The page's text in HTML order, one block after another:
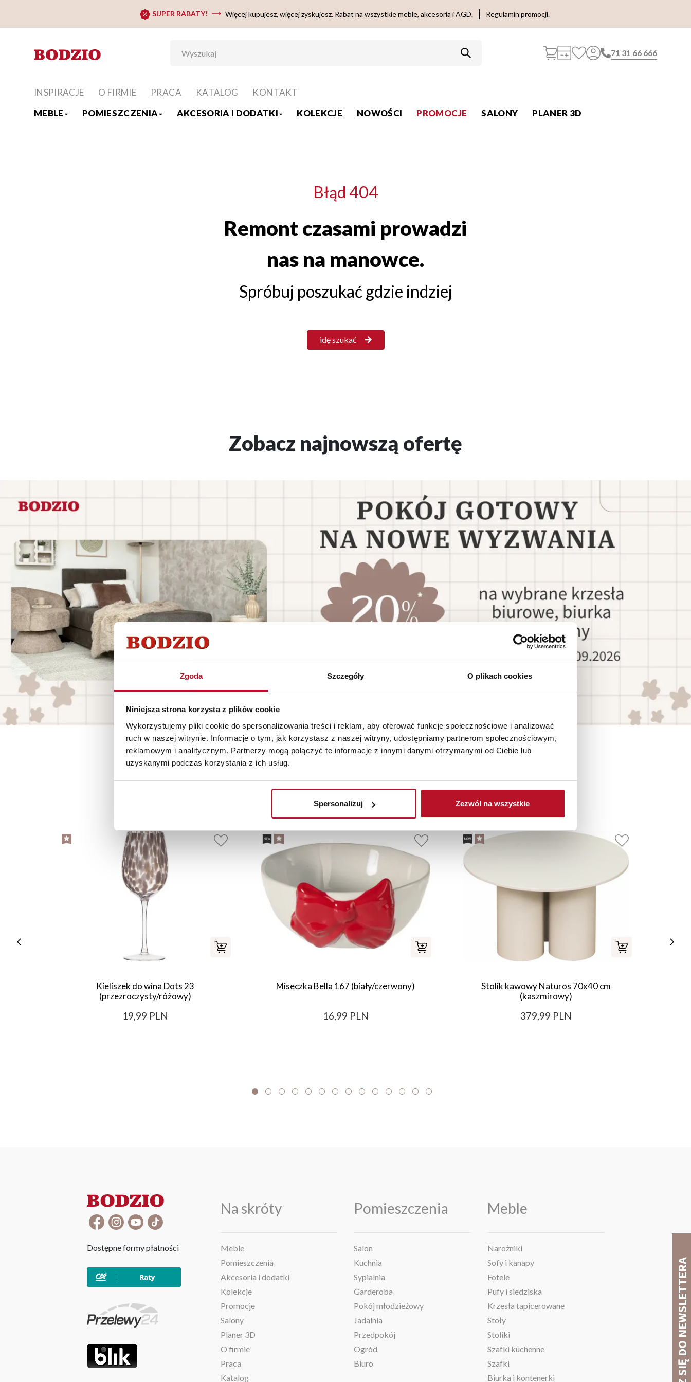
Zgoda Szczegóły O plikach cookies
Niniejsza strona korzysta z plików cookie
Wykorzystujemy pliki cookie do spersonalizowania treści i reklam, aby oferować funkcje społecznościowe i analizować
ruch w naszej witrynie. Informacje o tym, jak korzystasz z naszej witryny, udostępniamy partnerom społecznościowym,
reklamowym i analitycznym. Partnerzy mogą połączyć te informacje z innymi danymi otrzymanymi od Ciebie lub
uzyskanymi podczas korzystania z ich usług.
Spersonalizuj Zezwól na wszystkie
SUPER RABATY! Więcej kupujesz, więcej zyskujesz. Rabat na wszystkie meble, akcesoria i AGD. Regulamin promocji.
71 31 66 666
MEBLE POMIESZCZENIA AKCESORIA I DODATKI KOLEKCJE NOWOŚCI PROMOCJE SALONY PLANER 3D
INSPIRACJE O FIRMIE PRACA KATALOG KONTAKT
Błąd 404
Remont czasami prowadzi
nas na manowce.
Spróbuj poszukać gdzie indziej
idę szukać
Zobacz najnowszą ofertę
Polecane Nowości Promocje
Kieliszek do wina Dots 23
(przezroczysty/różowy)
19,99 PLN
Miseczka Bella 167 (biały/czerwony)
16,99 PLN
Stolik kawowy Naturos 70x40 cm
(kaszmirowy)
379,99 PLN
Dostępne formy płatności
Na skróty
Meble
Pomieszczenia
Akcesoria i dodatki
Kolekcje
Promocje
Salony
Planer 3D
O firmie
Praca
Katalog
Pomieszczenia
Salon
Kuchnia
Sypialnia
Garderoba
Pokój młodzieżowy
Jadalnia
Przedpokój
Ogród
Biuro
Meble
Narożniki
Sofy i kanapy
Fotele
Pufy i siedziska
Krzesła tapicerowane
Stoły
Stoliki
Szafki kuchenne
Szafki
Biurka i kontenerki